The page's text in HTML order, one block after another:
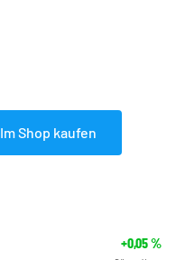
Im Shop kaufen
+0,05%